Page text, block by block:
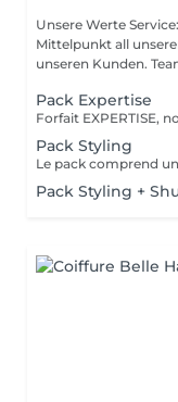
Unsere Werte Service: Die Exzellenz im Friseurdienst steht im
Mittelpunkt all
unseren
Pack Expertise
Pack Styling
Pack Styling +